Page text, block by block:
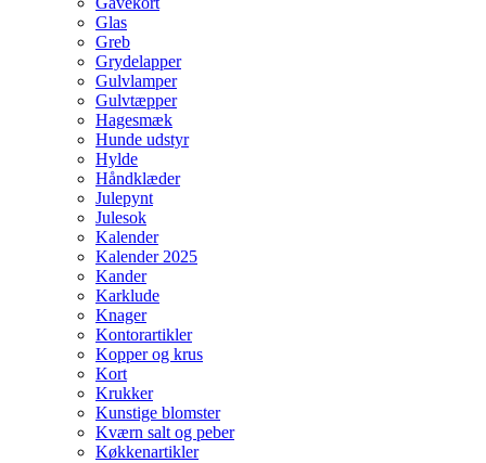
Glas
Greb
Grydelapper
Gulvlamper
Gulvtæpper
Hagesmæk
Hunde udstyr
Hylde
Håndklæder
Julepynt
Julesok
Kalender
Kalender 2025
Kander
Karklude
Knager
Kontorartikler
Kopper og krus
Kort
Krukker
Kunstige blomster
Kværn salt og peber
Køkkenartikler